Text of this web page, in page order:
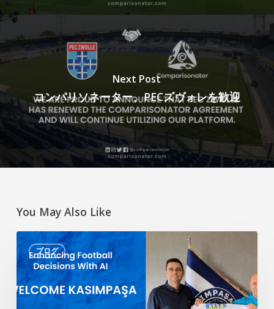
Next Post
コンパリソネーター、PECズヴォレを歓迎
You May Also Like
ブログ
に
よ
る